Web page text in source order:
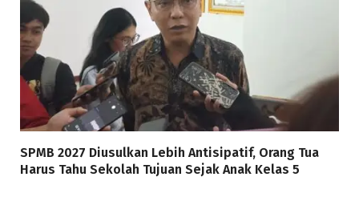
SPMB 2027 Diusulkan Lebih Antisipatif, Orang Tua
Harus Tahu Sekolah Tujuan Sejak Anak Kelas 5